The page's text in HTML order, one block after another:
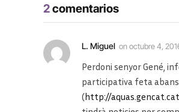
2comentarios
L. Miguel onoctubre 4,
Perdoni senyor Gené,
participativa feta abans
(http://